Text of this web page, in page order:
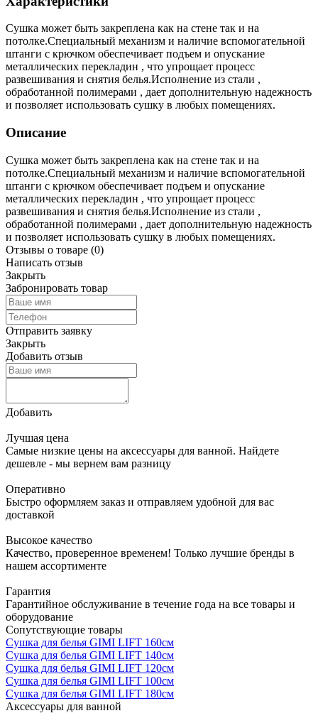
Сушка может быть закреплена как на стене так и на
потолке.Специальный механизм и наличие вспомогательной
штанги с крючком обеспечивает подъем и опускание
металлических перекладин , что упрощает процесс
развешивания и снятия белья.Исполнение из стали ,
обработанной полимерами , дает дополнительную надежность
и позволяет использовать сушку в любых помещениях.
Описание
Сушка может быть закреплена как на стене так и на
потолке.Специальный механизм и наличие вспомогательной
штанги с крючком обеспечивает подъем и опускание
металлических перекладин , что упрощает процесс
развешивания и снятия белья.Исполнение из стали ,
обработанной полимерами , дает дополнительную надежность
и позволяет использовать сушку в любых помещениях.
Отзывы о товаре (0)
Написать отзыв
Закрыть
Забронировать товар
Отправить заявку
Закрыть
Добавить отзыв
Добавить
Лучшая цена
Самые низкие цены на аксессуары для ванной. Найдете
дешевле - мы вернем вам разницу
Оперативно
Быстро оформляем заказ и отправляем удобной для вас
доставкой
Высокое качество
Качество, проверенное временем! Только лучшие бренды в
нашем ассортименте
Гарантия
Гарантийное обслуживание в течение года на все товары и
оборудование
Сопутствующие товары
Сушка для белья GIMI LIFT 160см
Сушка для белья GIMI LIFT 140см
Сушка для белья GIMI LIFT 120см
Сушка для белья GIMI LIFT 100см
Сушка для белья GIMI LIFT 180см
Аксессуары для ванной